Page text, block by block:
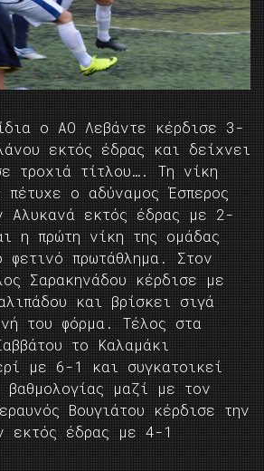
ο ΑΟ Λεβάντε κέρδισε 3-
εκτός έδρας και δείχνει
τροχιά τίτλου…. Τη νίκη
πέτυχε ο αδύναμος Έσπερος
Αλυκανά εκτός έδρας με 2-
η πρώτη νίκη της ομάδας
φετινό πρωτάθλημα. Στον
Σαρακηνάδου κέρδισε με
και βρίσκει σιγά
του φόρμα. Τέλος στα
το Καλαμάκι
με 6-1 και συγκατοικεί
μαζί με τον
Βουγιάτου κέρδισε την
εκτός έδρας με 4-1